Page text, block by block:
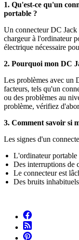
1. Qu'est-ce qu'un
portable ?
Un connecteur DC Jack
chargeur à l'ordinateur
électrique nécessaire
2. Pourquoi mon DC
Les problèmes avec un
facteurs, tels qu'un
ou des problèmes au
problème, vérifiez
3. Comment savoir si
Les signes d'un
L'ordinateur portable
Des interruptions de
Le connecteur est
Des bruits